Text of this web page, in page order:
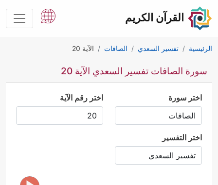
القرآن الكريم
الرئيسية تفسير السعدي الصافات الآية 20
سورة الصافات تفسير السعدي الآية 20
اختر سورة اختر رقم الآية
اختر التفسير